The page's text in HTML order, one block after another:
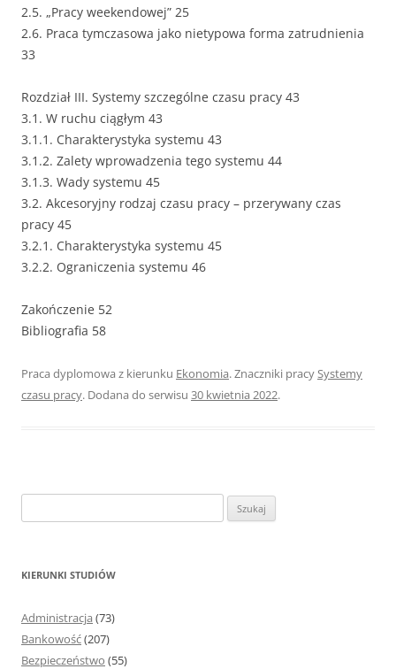
2.5. „Pracy weekendowej” 25
2.6. Praca tymczasowa jako nietypowa forma zatrudnienia
33
Rozdział III. Systemy szczególne czasu pracy 43
3.1. W ruchu ciągłym 43
3.1.1. Charakterystyka systemu 43
3.1.2. Zalety wprowadzenia tego systemu 44
3.1.3. Wady systemu 45
3.2. Akcesoryjny rodzaj czasu pracy – przerywany czas
pracy 45
3.2.1. Charakterystyka systemu 45
3.2.2. Ograniczenia systemu 46
Zakończenie 52
Bibliografia 58
Praca dyplomowa z kierunku Ekonomia. Znaczniki pracySystemy
czasu pracy. Dodana do serwisu 30 kwietnia 2022.
z
KIERUNKI STUDIÓW
Administracja (73)
Bankowość(207)
Bezpieczeństwo (55)